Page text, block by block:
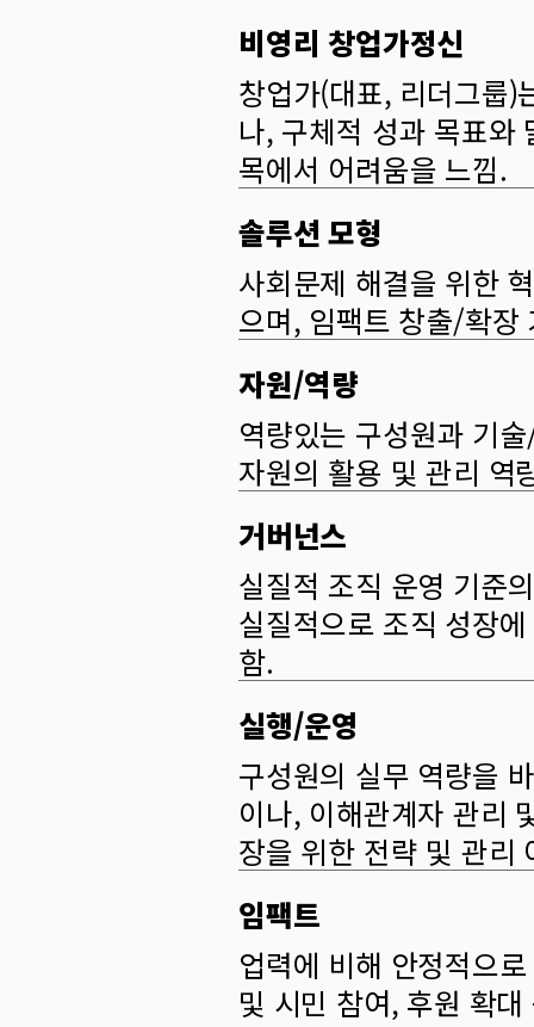
비영리 창업가정신
창업가(대표, 리더그룹)
나, 구체적 성과 목표와
목에서 어려움을 느낌.
솔루션 모형
사회문제 해결을 위한
으며, 임팩트 창출/확장
자원/역량
역량있는 구성원과 기
자원의 활용 및 관리 역
거버넌스
실질적 조직 운영 기준
실질적으로 조직 성장
함.
실행/운영
구성원의 실무 역량을
이나, 이해관계자 관리
장을 위한 전략 및 관리
임팩트
업력에 비해 안정적으
및 시민 참여, 후원 확